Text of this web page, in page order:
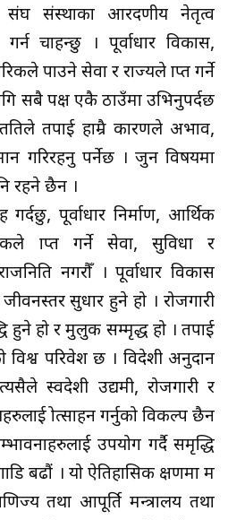
संस्थाका आरदणीय नेतृत्व
चाहन्छु । पूर्वाधार विकास,
पाउने सेवा र राज्यले प्राप्त गर्ने
सबै पक्ष एकै ठाउँमा उभिनुपर्दछ
तपाई हाम्रै कारणले अभाव,
गरिरहनु पर्नेछ । जुन विषयमा
रहने छैन ।
पूर्वाधार निर्माण, आर्थिक
प्राप्त गर्ने सेवा, सुविधा र
नगरौँ । पूर्वाधार विकास
सुधार हुने हो । रोजगारी
हुने हो र मुलुक सम्मृद्ध हो । तपाई
विश्व परिवेश छ । विदेशी अनुदान
स्वदेशी उद्यमी, रोजगारी र
प्रोत्साहन गर्नुको विकल्प छैन
उपयोग गर्दै समृद्धि
बढौं । यो ऐतिहासिक क्षणमा म
तथा आपूर्ति मन्त्रालय तथा